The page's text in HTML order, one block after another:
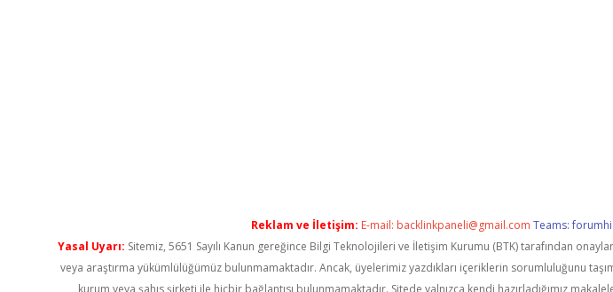
Reklam ve İletişim: E-mail: backlinkpaneli@gmail.com Teams:
Yasal Uyarı: Sitemiz, 5651 Sayılı Kanun gereğince Bilgi Teknolojileri ve İletişim Kurumu (BTK) tarafından
veya araştırma yükümlülüğümüz bulunmamaktadır. Ancak, üyelerimiz yazdıkları içeriklerin sorumluluğunu
kurum veya şahıs şirketi ile hiçbir bağlantısı bulunmamaktadır. Sitede yalnızca kendi hazırladığımız